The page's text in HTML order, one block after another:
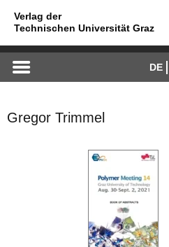
DE
Gregor Trimmel